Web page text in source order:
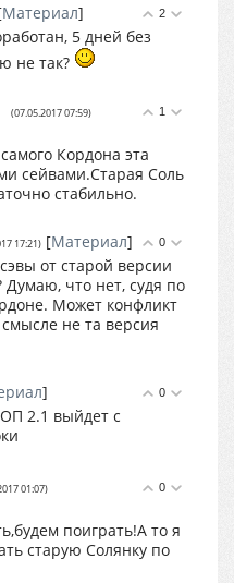
2
Материал]
5 дней без
не так?
1
(07.05.2017 07:59)
Кордона эта
сейвами.Старая Соль
стабильно.
0
17:21) [Материал]
от старой версии
Думаю, что нет, судя по
Может конфликт
не та версия
0
]
2.1 выйдет с
0
01:07)
поиграть!А то я
старую Солянку по